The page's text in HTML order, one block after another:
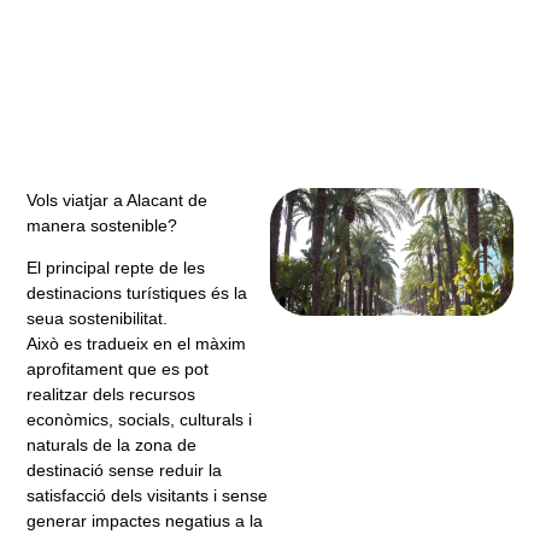
Vols viatjar a Alacant de
manera sostenible?
El principal repte de les
destinacions turístiques és la
seua sostenibilitat.
Això es tradueix en el màxim
aprofitament que es pot
realitzar dels recursos
econòmics, socials, culturals i
naturals de la zona de
destinació sense reduir la
satisfacció dels visitants i sense
generar impactes negatius a la